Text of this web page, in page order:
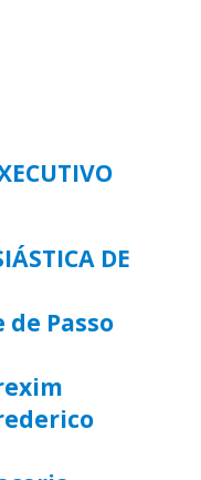
DE
Passo